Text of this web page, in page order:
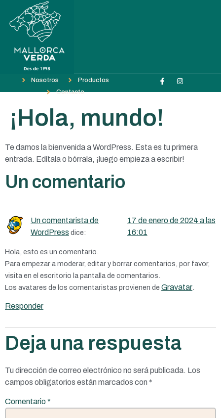
Nosotros
Productos
Contacto
¡Hola, mundo!
Te damos la bienvenida a WordPress. Esta es tu primera
entrada. Edítala o bórrala, ¡luego empieza a escribir!
Un comentario
Un comentarista de
WordPress dice:
17 de enero de 2024 a las
16:01
Hola, esto es un comentario.
Para empezar a moderar, editar y borrar comentarios, por favor,
visita en el escritorio la pantalla de comentarios.
Los avatares de los comentaristas provienen de Gravatar
Responder
Deja una respuesta
Tu dirección de correo electrónico no será publicada. Los
campos obligatorios están marcados con *
Comentario*